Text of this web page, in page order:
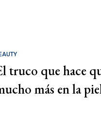
truco que hace
más en la